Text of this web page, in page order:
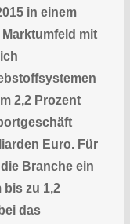
in einem
mit
2,2 Prozent
Euro. Für
Branche ein
bis zu 1,2
das